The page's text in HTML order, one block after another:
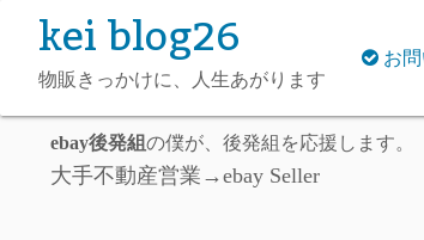
kei blog26
物販きっかけに、人生あがります
お
ebay後発組の僕が、後発組を応援します。
大手不動産営業→ebay Seller